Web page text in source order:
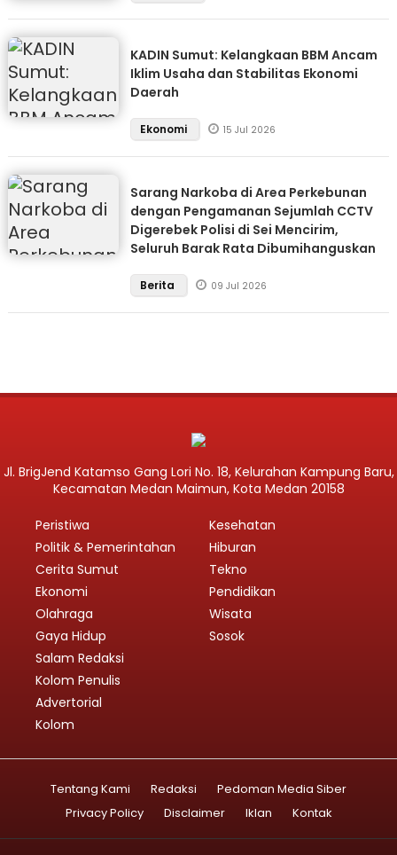
KADIN Sumut: Kelangkaan BBM Ancam
Iklim Usaha dan Stabilitas Ekonomi
Daerah
Ekonomi 15 Jul 2026
Sarang Narkoba di Area Perkebunan
dengan Pengamanan Sejumlah CCTV
Digerebek Polisi di Sei Mencirim,
Seluruh Barak Rata Dibumihanguskan
Berita 09 Jul 2026
Jl. BrigJend Katamso Gang Lori No. 18, Kelurahan Kampung Baru,
Kecamatan Medan Maimun, Kota Medan 20158
Peristiwa
Politik & Pemerintahan
Cerita Sumut
Ekonomi
Olahraga
Gaya Hidup
Kesehatan
Hiburan
Tekno
Pendidikan
Wisata
Sosok
Salam Redaksi
Kolom Penulis
Advertorial
Kolom
Tentang Kami Redaksi
Pedoman Media Siber
Privacy Policy
Disclaimer Iklan Kontak